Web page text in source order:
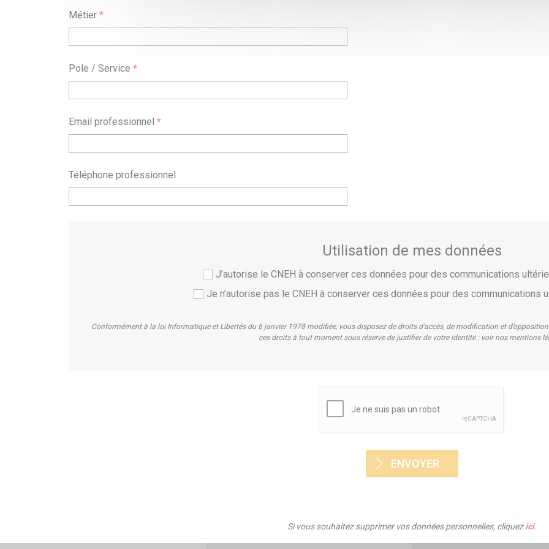
Métier *
Pole / Service *
Email professionnel *
Téléphone professionnel
Utilisation de mes données
J’autorise le CNEH à conserver ces données pour des communications
Je n’autorise pas le CNEH à conserver ces données pour des communications
Conformément à la loi Informatique et Libertés du 6 janvier 1978 modifiée, vous disposez de droits d’accès, de modification et
ces droits à tout moment sous réserve de justifier de votre identité : voir nos mentions
Si vous souhaitez supprimer vos données personnelles, cliquezici.